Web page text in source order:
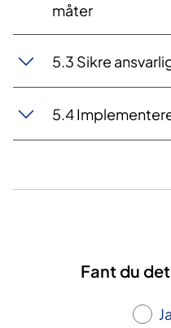
måter
5.3 Sikre
5.4
Fant du
Ja